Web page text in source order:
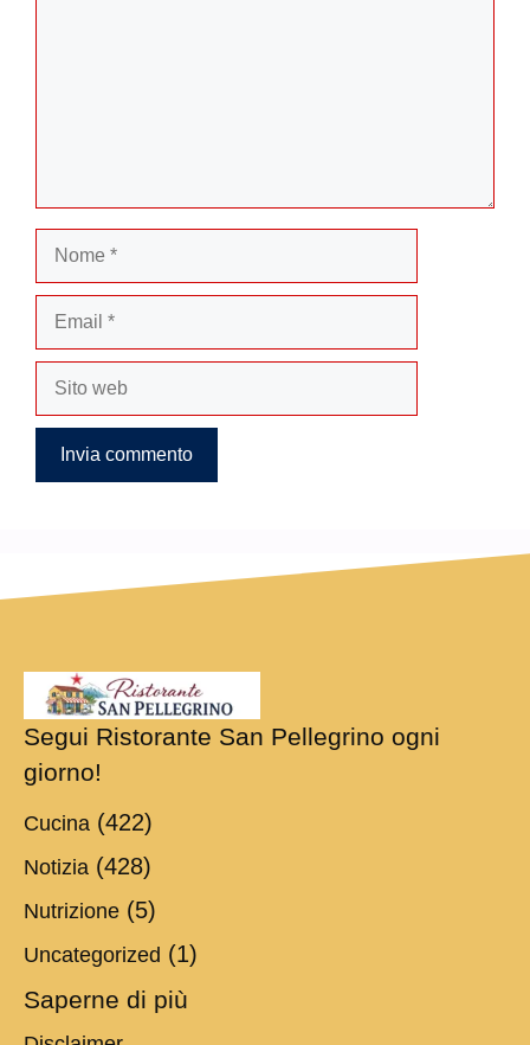
Segui Ristorante San Pellegrino ogni
giorno!
Cucina (422)
Notizia (428)
Nutrizione (5)
Uncategorized (1)
Saperne di più